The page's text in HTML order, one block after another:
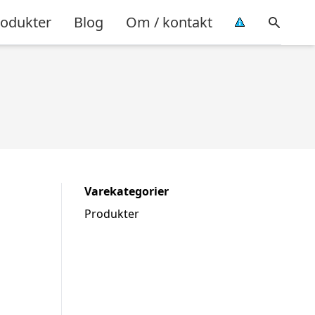
Blog Om / kontakt
Varekategorier
Produkter